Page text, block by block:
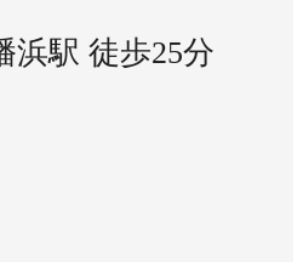
浜駅 徒歩25分